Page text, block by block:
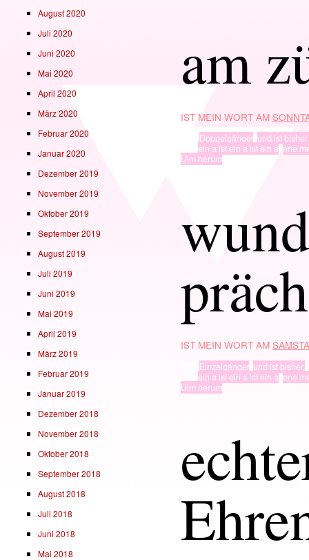
am
IST MEIN WORT AM
Doppelgänger, und ist bisher.
ein a ist ein a ist ein a, ene
Ulm herum
IST MEIN WORT AM
Einzelgänger, und ist bisher.
ein a ist ein a ist ein a,ene
Ulm herum
August 2020
Juli 2020
Juni 2020
Mai 2020
April 2020
März 2020
Februar 2020
Januar 2020
Dezember 2019
November 2019
Oktober 2019
September 2019
August 2019
Juli 2019
Juni 2019
Mai 2019
April 2019
März 2019
Februar 2019
Januar 2019
Dezember 2018
November 2018
Oktober 2018
September 2018
August 2018
Juli 2018
Juni 2018
Mai 2018